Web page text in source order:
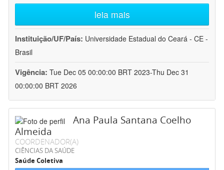
leia mais
Instituição/UF/País: Universidade Estadual do Ceará - CE -
Brasil
Vigência: Tue Dec 05 00:00:00 BRT 2023-Thu Dec 31
00:00:00 BRT 2026
Ana Paula Santana Coelho
Almeida
COORDENADOR(A)
CIÊNCIAS DA SAÚDE
Saúde Coletiva